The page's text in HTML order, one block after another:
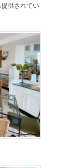
供されてい